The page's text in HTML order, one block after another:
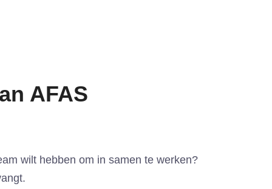
AFAS
wilt hebben om in samen te werken?